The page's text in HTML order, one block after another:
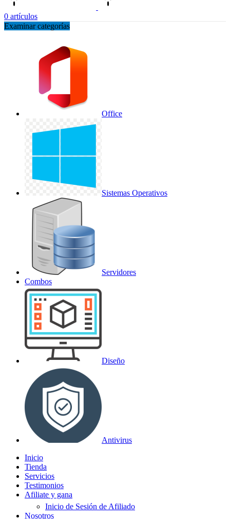
0 artículos
Examinar categorías
Office
Sistemas Operativos
Servidores
Combos
Diseño
Antivirus
Inicio
Tienda
Servicios
Testimonios
Afiliate y gana
Inicio de Sesión de Afiliado
Nosotros